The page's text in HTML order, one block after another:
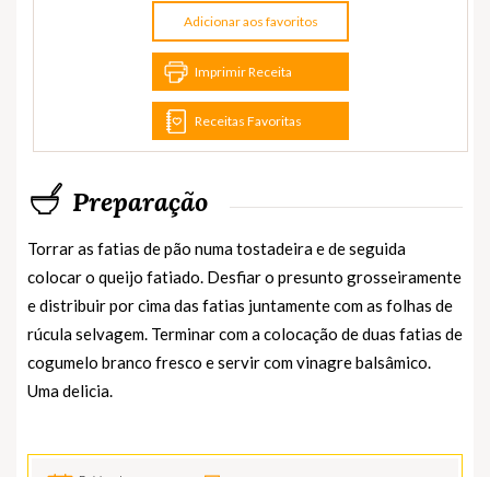
Adicionar aos favoritos
Imprimir Receita
Receitas Favoritas
Preparação
Torrar as fatias de pão numa tostadeira e de seguida
colocar o queijo fatiado. Desfiar o presunto grosseiramente
e distribuir por cima das fatias juntamente com as folhas de
rúcula selvagem. Terminar com a colocação de duas fatias de
cogumelo branco fresco e servir com vinagre balsâmico.
Uma delicia.